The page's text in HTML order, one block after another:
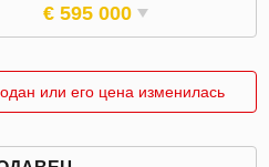
€ 595 000
или его цена изменилась